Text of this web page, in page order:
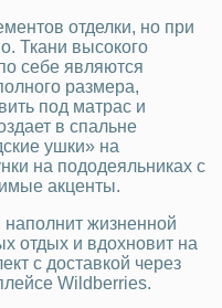
отделки, но при
Ткани высокого
себе являются
размера,
под матрас и
в спальне
ушки» на
на пододеяльниках с
акценты.
наполнит жизненной
отдых и вдохновит на
с доставкой через
Wildberries.